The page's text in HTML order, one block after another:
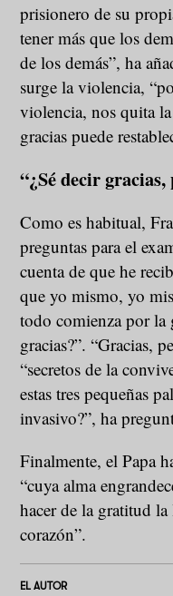
prisionero de su
tener más que los
de los demás”, ha
surge la violencia,
violencia, nos quita
gracias puede
“¿Sé decir
Como es habitual,
preguntas para el
cuenta de que he
que yo mismo, yo
todo comienza por la
gracias?”. “Gracias,
“secretos de la
estas tres pequeñas
invasivo?”, ha
Finalmente, el Papa
“cuya alma
hacer de la gratitud
corazón”.
EL AUTOR